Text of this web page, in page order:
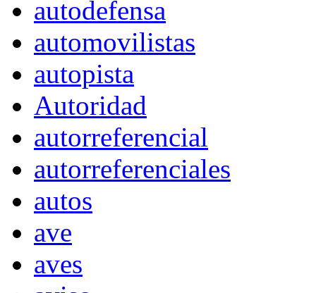
autodefensa
automovilistas
autopista
Autoridad
autorreferencial
autorreferenciales
autos
ave
aves